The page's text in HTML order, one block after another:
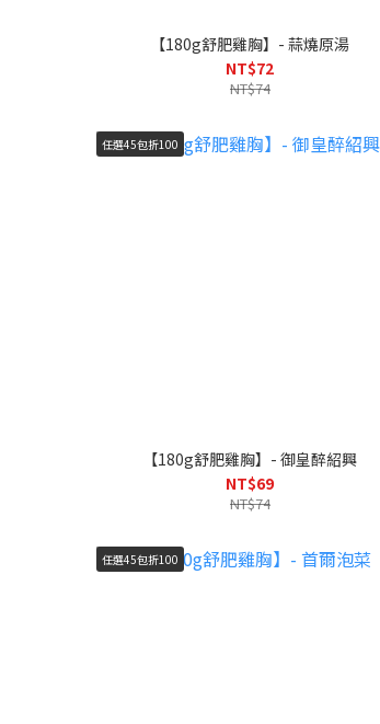
【180g舒肥雞胸】- 蒜燒原湯
NT$72
NT$74
任選45包折100
【180g舒肥雞胸】- 御皇醉紹興
NT$69
NT$74
任選45包折100